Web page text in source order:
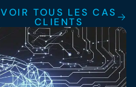
VOIR TOUS LES CAS
CLIENTS